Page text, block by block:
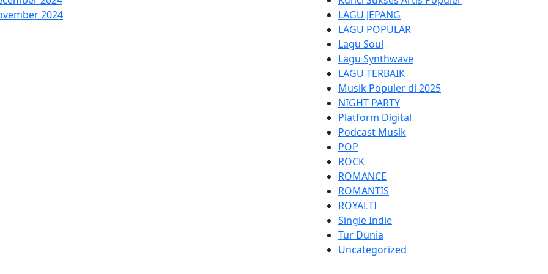
2024
LAGU JEPANG
LAGU POPULAR
Lagu Soul
Lagu Synthwave
LAGU TERBAIK
Musik Populer di 2025
NIGHT PARTY
Platform Digital
Podcast Musik
POP
ROCK
ROMANCE
ROMANTIS
ROYALTI
Single Indie
Tur Dunia
Uncategorized